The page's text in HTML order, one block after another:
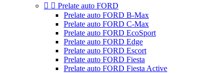
  Prelate auto FORD
Prelate auto FORD B-Max
Prelate auto FORD C-Max
Prelate auto FORD EcoSport
Prelate auto FORD Edge
Prelate auto FORD Escort
Prelate auto FORD Fiesta
Prelate auto FORD Fiesta Active